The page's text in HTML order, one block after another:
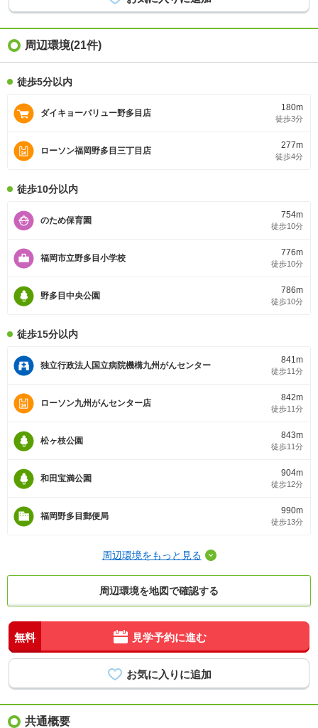
周辺環境(21件)
徒歩5分以内
ダイキョーバリュー野多目店
180m
徒歩3分
ローソン福岡野多目三丁目店
277m
徒歩4分
徒歩10分以内
のため保育園
754m
徒歩10分
福岡市立野多目小学校
776m
徒歩10分
野多目中央公園
786m
徒歩10分
徒歩15分以内
独立行政法人国立病院機構九州がんセンター
841m
徒歩11分
ローソン九州がんセンター店
842m
徒歩11分
松ヶ枝公園
843m
徒歩11分
和田宝満公園
904m
徒歩12分
福岡野多目郵便局
990m
徒歩13分
周辺環境をもっと見る
周辺環境を地図で確認する
無料 見学予約に進む
共通概要